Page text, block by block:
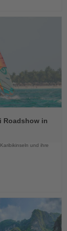
Roadshow in
und ihre